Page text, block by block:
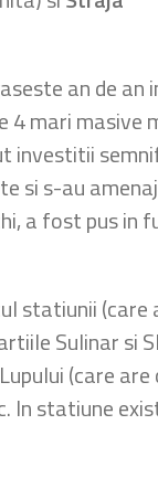
an de
mari
investitii
si s-au
a fost pus in
statiunii
Sulinar si
(care
statiune